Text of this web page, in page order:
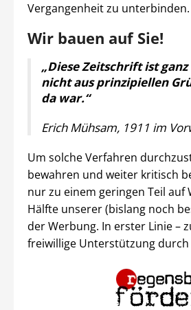
Vergangenheit zu unterbinden.
Wir bauen auf Sie!
„Diese Zeitschrift ist
nicht aus prinzipiellen
da war.“
Erich Mühsam, 1911 im
Um solche Verfahren
bewahren und weiter kritisch
nur zu einem geringen Teil auf
Hälfte unserer (bislang noch
der Werbung. In erster Linie –
freiwillige Unterstützung durch